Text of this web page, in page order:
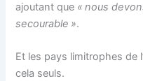
ajoutant que « nous
secourable ».
Et les pays limitrophes de
cela seuls.